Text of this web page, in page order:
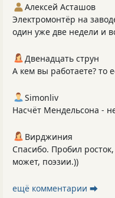
Алексей Асташов
Электромонтёр на
один уже две недели и
Двенадцать струн
А кем вы работаете? то
Simonliv
Насчёт Мендельсона -
Вирджиния
Спасибо. Пробил
может, поэзии.))
ещё комментарии ⮕